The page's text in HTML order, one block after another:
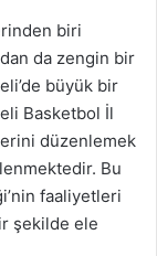
biri
da zengin bir
büyük bir
Basketbol İl
düzenlemek
Bu
faaliyetleri
şekilde ele